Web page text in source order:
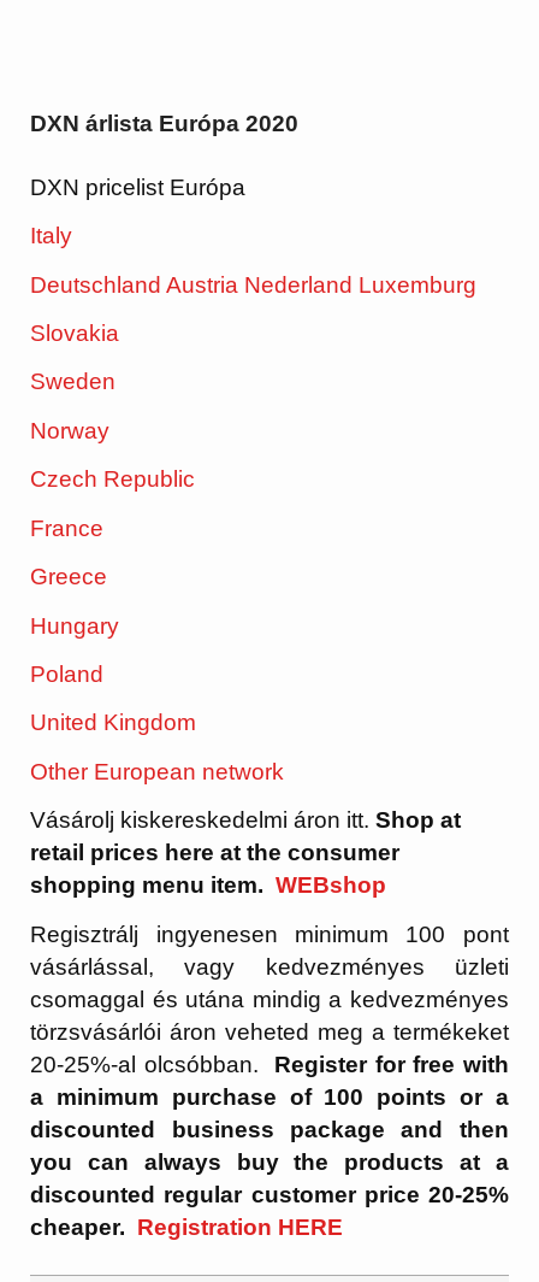
DXN árlista Európa 2020
DXN pricelist Európa
Italy
Deutschland Austria Nederland Luxemburg
Slovakia
Sweden
Norway
Czech Republic
France
Greece
Hungary
Poland
United Kingdom
Other European network
Vásárolj kiskereskedelmi áron itt.Shop at
retail prices here at the consumer
shopping menu item.WEBshop
Regisztrálj ingyenesen minimum 100 pont
vásárlással, vagy kedvezményes üzleti
csomaggal és utána mindig a kedvezményes
törzsvásárlói áron veheted meg a termékeket
20-25%-al olcsóbban.
Register for free with
a minimum purchase of 100 points or a
discounted business package and then
you can always buy the products at a
discounted regular customer price 20-25%
cheaper. Registration HERE